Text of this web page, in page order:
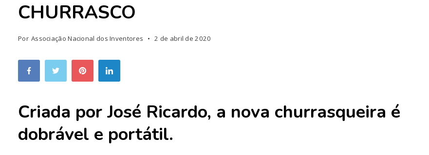
CHURRASCO
Por Associação Nacional dos Inventores 2 de abril de 2020
Criada por José Ricardo, a nova churrasqueira é
dobrável e portátil.